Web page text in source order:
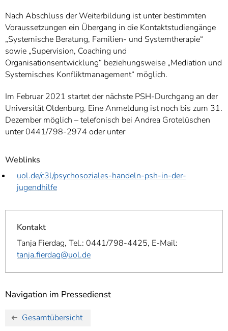
Nach Abschluss der Weiterbildung ist unter bestimmten
Voraussetzungen ein Übergang in die Kontaktstudiengänge
„Systemische Beratung, Familien- und Systemtherapie“
sowie „Supervision, Coaching und
Organisationsentwicklung“ beziehungsweise „Mediation und
Systemisches Konfliktmanagement“ möglich.
Im Februar 2021 startet der nächste PSH-Durchgang an der
Universität Oldenburg. Eine Anmeldung ist noch bis zum 31.
Dezember möglich – telefonisch bei Andrea Grotelüschen
unter 0441/798-2974 oder unter
Weblinks
uol.de/c3l/psychosoziales-handeln-psh-in-der-
jugendhilfe
Kontakt
Tanja Fierdag, Tel.: 0441/798-4425, E-Mail:
tanja.fierdag@uol.de
Navigation im Pressedienst
Gesamtübersicht